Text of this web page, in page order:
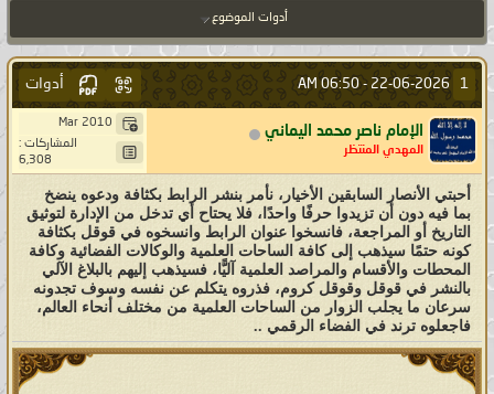
أدوات الموضوع
1
22-06-2026 -
06:50 AM أدوات
الإمام ناصر محمد اليماني
المهدي المنتظر
Mar 2010
المشاركات :
6,308
أحبتي الأنصار السابقين الأخيار، نأمر بنشر الرابط بكثافة ودعوه ينضخ
بما فيه دون أن تزيدوا حرفًا واحدًا، فلا يحتاح أي تدخل من الإدارة لتوثيق
التاريخ أو المراجعة، فانسخوا عنوان الرابط وانسخوه في قوقل بكثافة
كونه حتمًا سيذهب إلى كافة الساحات العلمية والوكالات الفضائية وكافة
المحطات والأقسام والمراصد العلمية آليًّا، فسيذهب إليهم بالبلاغ الآلي
بالنشر في قوقل وقوقل كروم، فذروه يتكلم عن نفسه وسوف تجدونه
سرعان ما يجلب الزوار من الساحات العلمية من مختلف أنحاء العالم،
فاجعلوه ترند في الفضاء الرقمي ..